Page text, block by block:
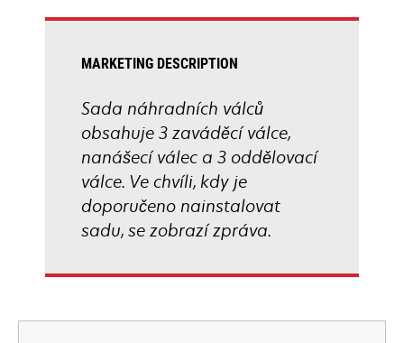
MARKETING DESCRIPTION
Sada náhradních válců
obsahuje 3 zaváděcí válce,
nanášecí válec a 3 oddělovací
válce. Ve chvíli, kdy je
doporučeno nainstalovat
sadu, se zobrazí zpráva.